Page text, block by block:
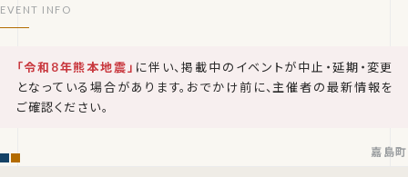
「令和8年熊本地震」 に伴い、掲載中のイベントが中止・延期・変更
となっている場合があります。おでかけ前に、主催者の最新情報を
ご確認ください。
嘉島町